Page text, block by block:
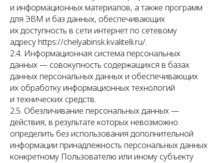
и информационных материалов, а также программ
для ЭВМ и баз данных, обеспечивающих
их доступность в сети интернет по сетевому
адресу https://chelyabinsk.kvalitelli.ru/.
2.4. Информационная система персональных
данных — совокупность содержащихся в базах
данных персональных данных и обеспечивающих
их обработку информационных технологий
и технических средств.
2.5. Обезличивание персональных данных —
действия, в результате которых невозможно
определить без использования дополнительной
информации принадлежность персональных данных
конкретному Пользователю или иному субъекту